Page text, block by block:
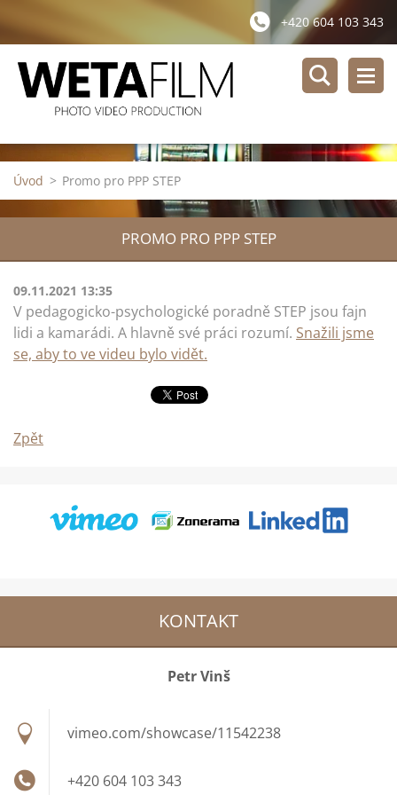
+420 604 103 343
Úvod > Promo pro PPP STEP
PROMO PRO PPP STEP
09.11.2021 13:35
V pedagogicko-psychologické poradně STEP jsou fajn
lidi a kamarádi. A hlavně své práci rozumí. Snažili jsme
se, aby to ve videu bylo vidět.
Zpět
KONTAKT
Petr Vinš
vimeo.com/showcase/11542238
+420 604 103 343